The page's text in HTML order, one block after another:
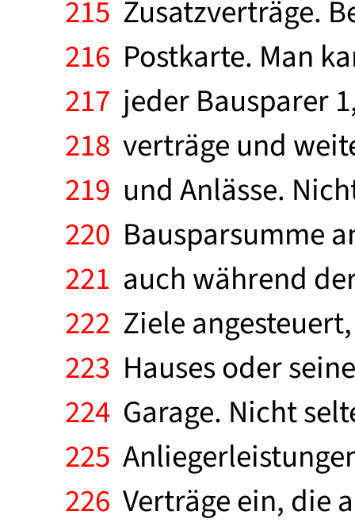
215 Zusatzverträge.
216 Postkarte. Man
217 jeder Bausparer
218 verträge und
219 und Anlässe.
220 Bausparsumme
221 auch während
222 Ziele
223 Hauses oder
224 Garage. Nicht
225
226 Verträge ein, die